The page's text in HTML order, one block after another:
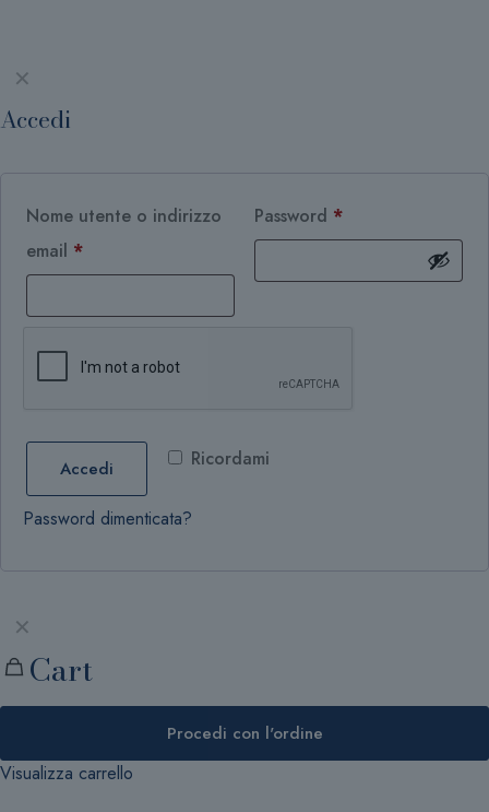
✕
Accedi
Nome utente o indirizzo
email *
Password *
Ricordami
Accedi
Password dimenticata?
✕
Cart
Procedi con l'ordine
Visualizza carrello